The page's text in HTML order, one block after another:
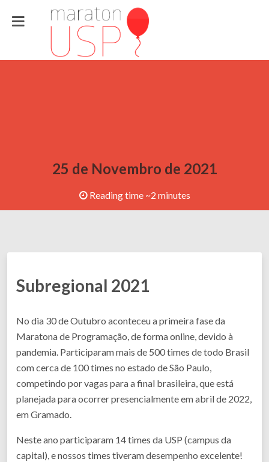
25 de Novembro de 2021
Reading time ~2 minutes
Subregional 2021
No dia 30 de Outubro aconteceu a primeira fase da
Maratona de Programação, de forma online, devido à
pandemia. Participaram mais de 500 times de todo Brasil
com cerca de 100 times no estado de São Paulo,
competindo por vagas para a final brasileira, que está
planejada para ocorrer presencialmente em abril de 2022,
em Gramado.
Neste ano participaram 14 times da USP (campus da
capital), e nossos times tiveram desempenho excelente!